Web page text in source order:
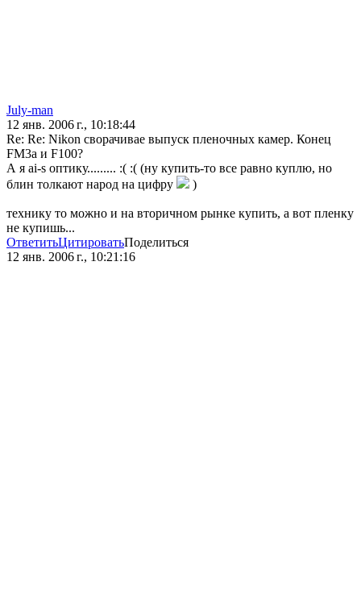
July-man
12 янв. 2006 г., 10:18:44
Re: Re: Nikon сворачивае выпуск пленочных камер. Конец
FM3a и F100?
А я ai-s оптику......... :( :( (ну купить-то все равно куплю, но
блин толкают народ на цифру
)
технику то можно и на вторичном рынке купить, а вот пленку
не купишь...
ОтветитьЦитироватьПоделиться
12 янв. 2006 г., 10:21:16